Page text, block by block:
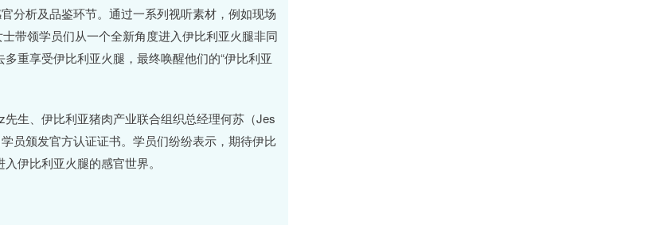
分析及品鉴环节。通过一系列视听素材，例如现场
带领学员们从一个全新角度进入伊比利亚火腿非同
重享受伊比利亚火腿，最终唤醒他们的“伊比利亚
生、伊比利亚猪肉产业联合组织总经理何苏（Jes
员颁发官方认证证书。学员们纷纷表示，期待伊比
伊比利亚火腿的感官世界。